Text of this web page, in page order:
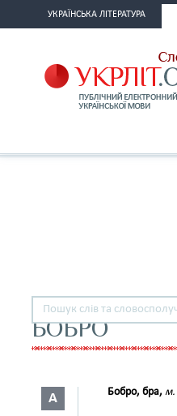
УКРАЇНСЬКА ЛІТЕРАТУРА
БОБРО
А Бобро, бра, м.